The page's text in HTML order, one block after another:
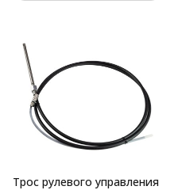
Трос рулевого управления